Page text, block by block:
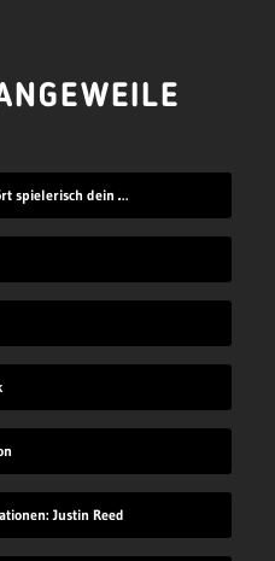
„Dummschwätzer“ zerstört spielerisch dein Sprachzentrum
Justin Reed